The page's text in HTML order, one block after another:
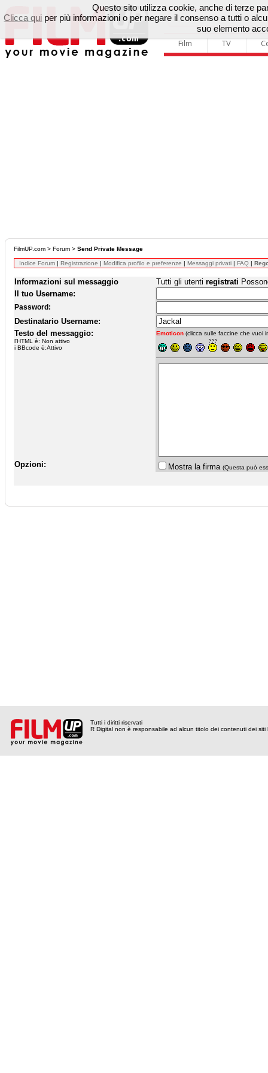
Film TV
FilmUP.com > Forum > Send Private Message
Indice Forum | Registrazione | Modifica profilo e preferenze | Messaggi privati | FAQ |
Informazioni sul messaggio Tutti gli utenti registrati
Il tuo Username:
Password:
Destinatario Username:
Testo del messaggio:
l'HTML è: Non attivo
i BBcode è:Attivo
Emoticon (clicca sulle faccine che vuoi
Opzioni: Mostra la firma (Questa può
Tutti i diritti riservati
R Digital non è responsabile ad alcun titolo dei contenuti dei siti
Questo sito utilizza cookie, anche di terze
Clicca qui per più informazioni o per negare il consenso a tutti o
suo elemento